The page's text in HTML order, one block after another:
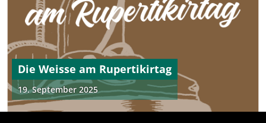
Die Weisse am Rupertikirtag
19. September 2025